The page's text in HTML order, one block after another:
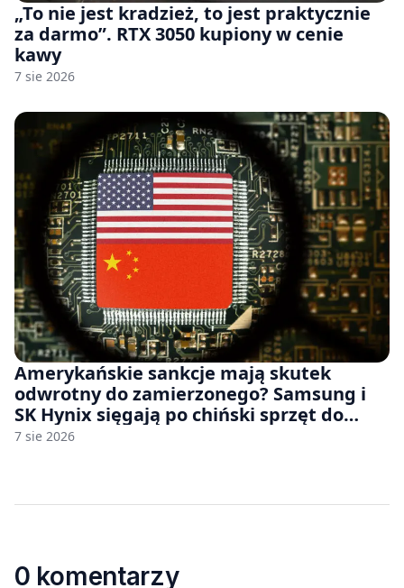
„To nie jest kradzież, to jest praktycznie
za darmo”. RTX 3050 kupiony w cenie
kawy
7 sie 2026
Amerykańskie sankcje mają skutek
odwrotny do zamierzonego? Samsung i
SK Hynix sięgają po chiński sprzęt do
fabryk chipów
7 sie 2026
0 komentarzy